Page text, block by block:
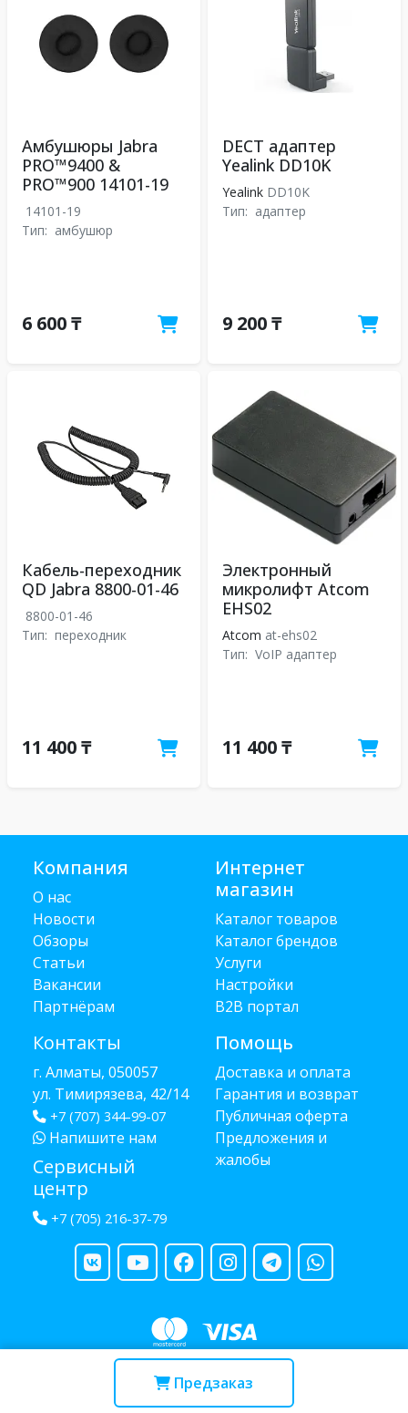
Предзаказ
Амбушюры Jabra
PRO™9400 &
PRO™900 14101-19
14101-19
Тип: амбушюр
6 600 ₸
DECT адаптер
Yealink DD10K
Yealink DD10K
Тип: адаптер
9 200 ₸
Кабель-переходник
QD Jabra 8800-01-46
8800-01-46
Тип: переходник
11 400 ₸
Электронный
микролифт Atcom
EHS02
Atcom at-ehs02
Тип: VoIP адаптер
11 400 ₸
Компания
О нас
Новости
Обзоры
Статьи
Вакансии
Партнёрам
Контакты
г. Алматы, 050057
ул. Тимирязева, 42/14
+7 (707) 344-99-07
Напишите нам
Сервисный
центр
+7 (705) 216-37-79
Интернет
магазин
Каталог товаров
Каталог брендов
Услуги
Настройки
B2B портал
Помощь
Доставка и оплата
Гарантия и возврат
Публичная оферта
Предложения и
жалобы
Copyright © 2013 - 2026 RUBA - разработано